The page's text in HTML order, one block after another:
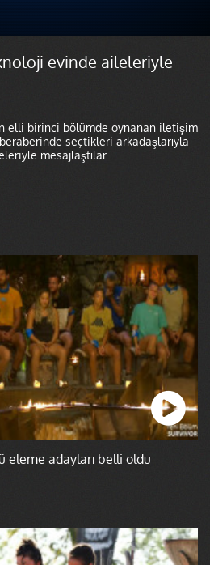
evinde aileleriyle
elli birinci bölümde oynanan iletişim
seçtikleri arkadaşlarıyla
mesajlaştılar...
eleme adayları belli oldu